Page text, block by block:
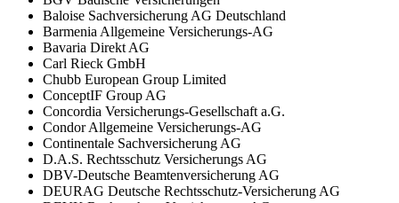
Baloise Sachversicherung AG Deutschland
Barmenia Allgemeine Versicherungs-AG
Bavaria Direkt AG
Carl Rieck GmbH
Chubb European Group Limited
ConceptIF Group AG
Concordia Versicherungs-Gesellschaft a.G.
Condor Allgemeine Versicherungs-AG
Continentale Sachversicherung AG
D.A.S. Rechtsschutz Versicherungs AG
DBV-Deutsche Beamtenversicherung AG
DEURAG Deutsche Rechtsschutz-Versicherung AG